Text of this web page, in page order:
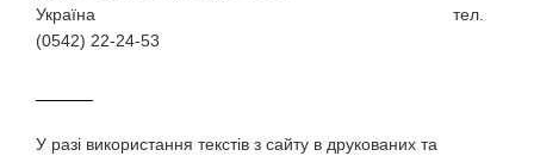
Україна тел.
(0542) 22-24-53
У разi використання текстiв з сайту в друкованих та